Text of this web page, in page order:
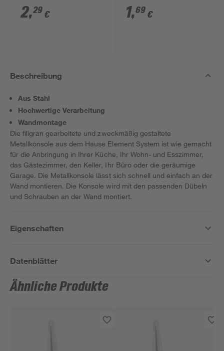
2,29 € 1,69 €
Beschreibung
Aus Stahl
Hochwertige Verarbeitung
Wandmontage
Die filigran gearbeitete und zweckmäßig gestaltete
Metallkonsole aus dem Hause Element System ist wie gemacht
für die Anbringung in Ihrer Küche, Ihr Wohn- und Esszimmer,
das Gästezimmer, den Keller, Ihr Büro oder die geräumige
Garage. Die Metallkonsole lässt sich schnell und einfach an der
Wand montieren. Die Konsole wird mit den passenden Dübeln
und Schrauben an der Wand montiert.
Eigenschaften
Datenblätter
Ähnliche Produkte